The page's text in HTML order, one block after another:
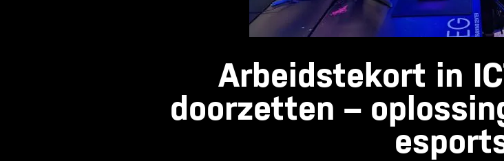
Arbeidstekort in
doorzetten –